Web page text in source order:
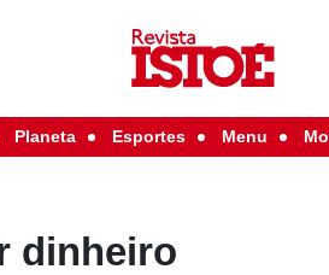
Planeta Esportes Menu
dinheiro